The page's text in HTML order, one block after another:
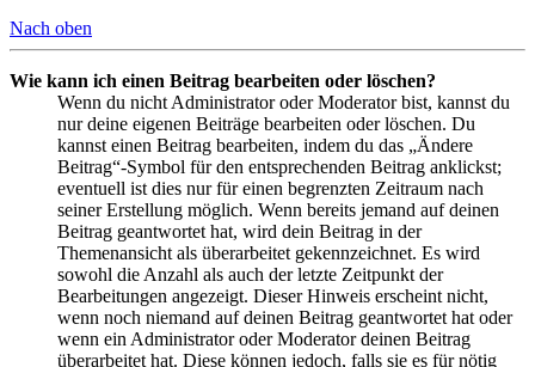
Nach oben
Wie kann ich einen Beitrag bearbeiten oder löschen?
Wenn du nicht Administrator oder Moderator bist, kannst du
nur deine eigenen Beiträge bearbeiten oder löschen. Du
kannst einen Beitrag bearbeiten, indem du das „Ändere
Beitrag“-Symbol für den entsprechenden Beitrag anklickst;
eventuell ist dies nur für einen begrenzten Zeitraum nach
seiner Erstellung möglich. Wenn bereits jemand auf deinen
Beitrag geantwortet hat, wird dein Beitrag in der
Themenansicht als überarbeitet gekennzeichnet. Es wird
sowohl die Anzahl als auch der letzte Zeitpunkt der
Bearbeitungen angezeigt. Dieser Hinweis erscheint nicht,
wenn noch niemand auf deinen Beitrag geantwortet hat oder
wenn ein Administrator oder Moderator deinen Beitrag
überarbeitet hat. Diese können jedoch, falls sie es für nötig